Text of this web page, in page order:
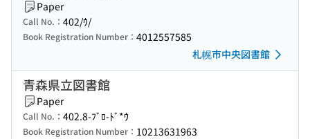
Paper
Call No.： 402/ｳ/
Book Registration Number： 4012557585
札幌市中央図書館
青森県立図書館
Paper
Call No.： 402.8-ﾌﾞﾛ-ﾄﾞ*ｳ
Book Registration Number： 10213631963